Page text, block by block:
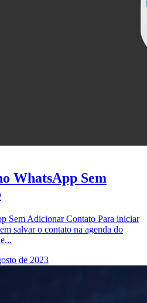
WhatsApp Sem
Sem Adicionar Contato Para iniciar
salvar o contato na agenda do
de 2023